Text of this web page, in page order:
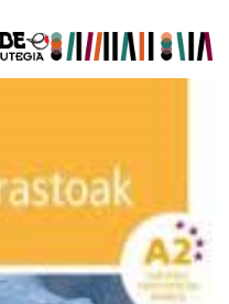
Liburutegia